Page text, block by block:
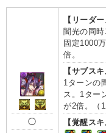
◯
【リーダー
闇光の同
固定1000
倍。
【サブスキ
1ターンの
ス。1ター
が2倍。（
【覚醒スキ